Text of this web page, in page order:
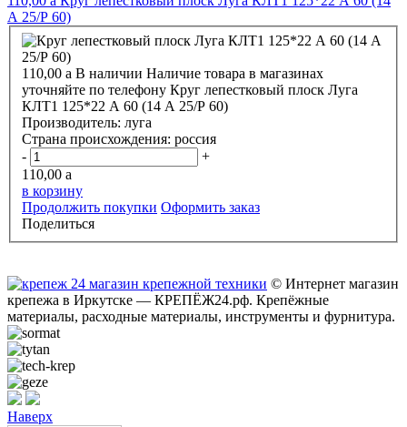
А 25/Р 60)
110,00 a В наличии Наличие товара в магазинах
уточняйте по телефону Круг лепестковый плоск Луга
КЛТ1 125*22 А 60 (14 А 25/Р 60)
Производитель: луга
Страна происхождения: россия
-
+
110,00 a
в корзину
Продолжить покупки Оформить заказ
Поделиться
© Интернет магазин
крепежа в Иркутске — КРЕПЁЖ24.рф. Крепёжные
материалы, расходные материалы, инструменты и фурнитура.
Наверх